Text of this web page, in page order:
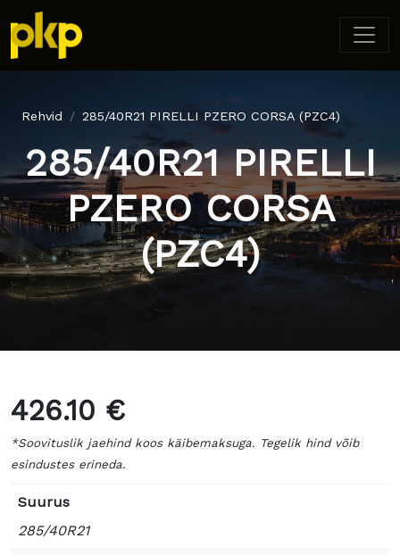
Rehvid 285/40R21 PIRELLI PZERO CORSA (PZC4)
285/40R21 PIRELLI
PZERO CORSA
(PZC4)
426.10 €
*Soovituslik jaehind koos käibemaksuga. Tegelik hind võib
esindustes erineda.
Suurus
285/40R21